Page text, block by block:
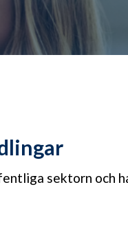
sektorn och